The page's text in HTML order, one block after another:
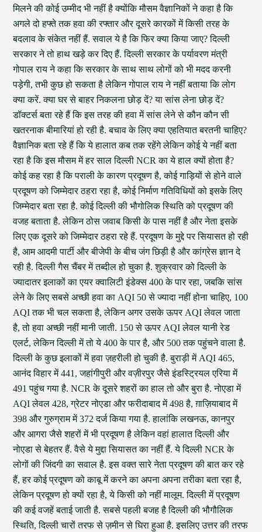
मिलने की कोई उम्मीद भी नहीं है क्योंकि मौसम वैज्ञानिकों ने कहा है कि
अगले दो हफ्ते तक हवा की रफ्तार और दूसरे कारकों में किसी तरह के
बदलाव के संकेत नहीं हैं. सवाल ये है कि फिर क्या किया जाए? दिल्ली
सरकार ने तो हाथ खड़े कर दिए हैं. दिल्ली सरकार के पर्यावरण मंत्री
गोपाल राय ने कहा कि सरकार के साथ साथ लोगों को भी मदद करनी
पड़ेगी, तभी कुछ हो सकता है लेकिन गोपाल राय ने नहीं बताया कि लोग
क्या करें. क्या घर से बाहर निकलना छोड़ दें? या सांस लेना छोड़ दें?
डॉक्टर्स बता रहे हैं कि इस तरह की हवा में सांस लेने से कौन कौन सी
खतरनाक बीमारियां हो रही है. बचाव के लिए क्या एहतियात बरतनी चाहिए?
वैज्ञानिक बता रहे हैं कि ये हालात कब तक रहेंगे लेकिन कोई ये नहीं बता
रहा है कि इस मौसम में हर साल दिल्ली NCR का ये हाल क्यों होता है?
कोई कह रहा है कि पराली के कारण प्रदूषण है, कोई गाड़ियों से होने वाले
प्रदूषण को जिम्मेदार ठहरा रहा है, कोई निर्माण गतिविधियों को इसके लिए
जिम्मेदार बता रहा है. कोई दिल्ली की भौगोलिक स्थिति को प्रदूषण की
वजह बताता है. लेकिन ठोस जवाब किसी के पास नहीं है और नेता इसके
लिए एक दूसरे को जिम्मेदार ठहरा रहे हैं. प्रदूषण के मुद्दे पर सियासत हो रही
है, आम आदमी पार्टी और बीजेपी के बीच जंग छिड़ी है और कांग्रेस ज्ञान दे
रही है. दिल्ली गैस चैंबर में तब्दील हो चुका है. शुक्रवार को दिल्ली के
ज्यादातर इलाकों का एयर क्वालिटी इंडेक्स 400 के पार रहा, जबकि सांस
लेने के लिए सबसे अच्छी हवा का AQI 50 से ज्यादा नहीं होना चाहिए, 100
AQI तक भी चल सकता है, लेकिन अगर उसके ऊपर AQI लेवल जाता
है, तो हवा अच्छी नहीं मानी जाती. 150 से ऊपर AQI लेवल यानी रेड
एलर्ट, लेकिन दिल्ली में तो ये 400 के पार है, और 500 तक पहुंचने वाला है.
दिल्ली के कुछ इलाकों में हवा ज़हरीली हो चुकी है. बुराड़ी में AQI 465,
आनंद विहार में 441, जहांगीपुरी और वज़ीरपुर जैसे इंडस्ट्रियल एरिया में
491 पहुंच गया है. NCR के दूसरे शहरों का हाल तो और बुरा है. नोएडा में
AQI लेवल 428, ग्रेटर नोएडा और फरीदाबाद में 498 है, ग़ाज़ियाबाद में
398 और गुरुग्राम में 372 दर्ज किया गया है. हालांकि लखनऊ, कानपुर
और आगरा जैसे शहरों में भी प्रदूषण है लेकिन वहां हालात दिल्ली और
नोएडा से बेहतर हैं. वैसे ये मुद्दा सियासत का नहीं हैं. ये दिल्ली NCR के
लोगों की जिंदगी का सवाल है. इस वक्त सारे नेता प्रदूषण की बात कर रहे
हैं, हर कोई प्रदूषण को काबू में करने का अपना अपना तरीका बता रहा है,
लेकिन प्रदूषण हो क्यों रहा है, ये किसी को नहीं मालूम. दिल्ली में प्रदूषण
की कई वजहें बताई जाती है. सबसे पहली बजह है दिल्ली की भौगौलिक
स्थिति, दिल्ली चारों तरफ से ज़मीन से घिरा हुआ है. इसलिए उत्तर की तरफ